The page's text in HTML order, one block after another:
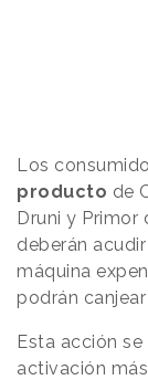
Los
producto de
Druni y
deberán
máquina
podrán
Esta acción se
activación